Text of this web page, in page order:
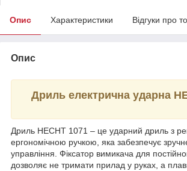
Опис Характеристики Відгуки про
Опис
Дриль електрична ударна
Дриль HECHT 1071 – це ударний дриль з
ергономічною ручкою, яка забезпечує
управління. Фіксатор вимикача для
дозволяє не тримати прилад у руках, а